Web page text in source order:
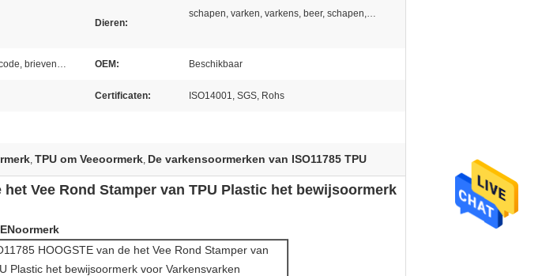
Dieren:
schapen, varken, varkens, beer, schapen,…
brieven… OEM: Beschikbaar
Certificaten: ISO14001, SGS, Rohs
, TPU om Veeoormerk, De varkensoormerken van ISO11785 TPU
het Vee Rond Stamper van TPU Plastic het bewijsoormerk
HOOGSTE van de het Vee Rond Stamper van
Plastic het bewijsoormerk voor Varkensvarken